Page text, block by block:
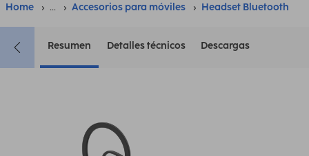
Home ... Accesorios para móviles Headset Bluetooth
Resumen Detalles técnicos Descargas